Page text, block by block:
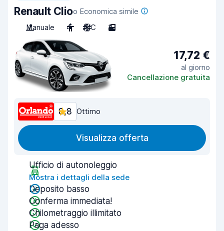
Renault Clioo Economica simile
Manuale
4 A/C 3
17,72 €
al giorno
Cancellazione gratuita
8,8 Ottimo
Visualizza offerta
Ufficio di autonoleggio
Mostra i dettagli della sede
Deposito basso
Conferma immediata!
Chilometraggio illimitato
Paga adesso